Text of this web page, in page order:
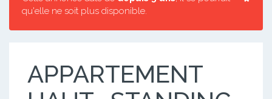
qu'elle ne soit plus disponible.
APPARTEMENT